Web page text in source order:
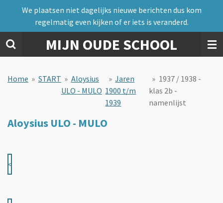
naar
de
hoofdinhoud
MIJN OUDE SCHOOL
We plaatsen niet dagelijks nieuwe berichten dus kom
regelmatig even kijken of er iets is veranderd.
Home » START » Aloysius
ULO - MULO
» Jaren
1900 t/m
1939
» 1937 / 1938 -
klas 2b -
namenlijst
Aloysius ULO - MULO
<